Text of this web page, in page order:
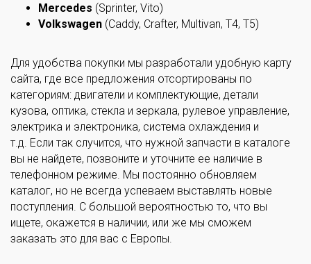
Mercedes (Sprinter, Vito)
Volkswagen (Caddy, Crafter, Multivan, T4, T5)
Для удобства покупки мы разработали удобную карту
сайта, где все предложения отсортированы по
категориям: двигатели и комплектующие, детали
кузова, оптика, стекла и зеркала, рулевое управление,
электрика и электроника, система охлаждения и
т.д. Если так случится, что нужной запчасти в каталоге
вы не найдете, позвоните и уточните ее наличие в
телефонном режиме. Мы постоянно обновляем
каталог, но не всегда успеваем выставлять новые
поступления. С большой вероятностью то, что вы
ищете, окажется в наличии, или же мы сможем
заказать это для вас с Европы.